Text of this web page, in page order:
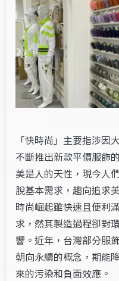
「快時尚」主要指涉因
不斷推出新款平價服飾
美是人的天性，現今人
脫基本需求，趨向追求
時尚崛起雖快速且便利
求，然其製造過程卻對
響。近年，台灣部分服
朝向永續的概念，期能
來的污染和負面效應。